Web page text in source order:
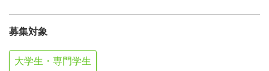
募集対象
大学生・専門学生